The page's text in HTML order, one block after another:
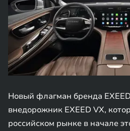
Новый флагман бренда
внедорожник EXEED VX,
российском рынке в начале